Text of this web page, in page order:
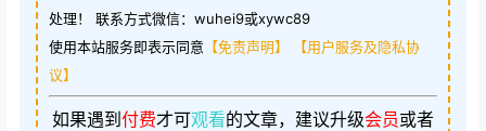
处理！ 联系方式微信：wuhei9或xywc89
使用本站服务即表示同意 【免责声明】
【用户服务及隐私协
议】
如果遇到付费才可观看的文章，建议升级会员或者